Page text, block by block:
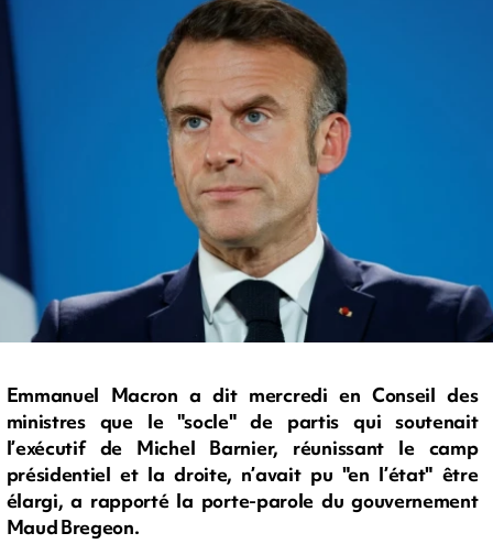
Emmanuel Macron a dit mercredi en Conseil des
ministres que le "socle" de partis qui soutenait
l’exécutif de Michel Barnier, réunissant le camp
présidentiel et la droite, n’avait pu "en l’état" être
élargi, a rapporté la porte-parole du gouvernement
Maud Bregeon.